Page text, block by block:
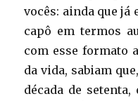
vocês: ainda que já
capô em termos
com esse formato
da vida, sabiam
década de